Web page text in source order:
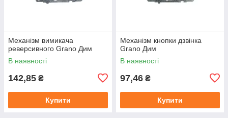
Механізм вимикача
реверсивного Grano Дим
В наявності
142,85 ₴
Купити
Механізм кнопки дзвінка
Grano Дим
В наявності
97,46 ₴
Купити